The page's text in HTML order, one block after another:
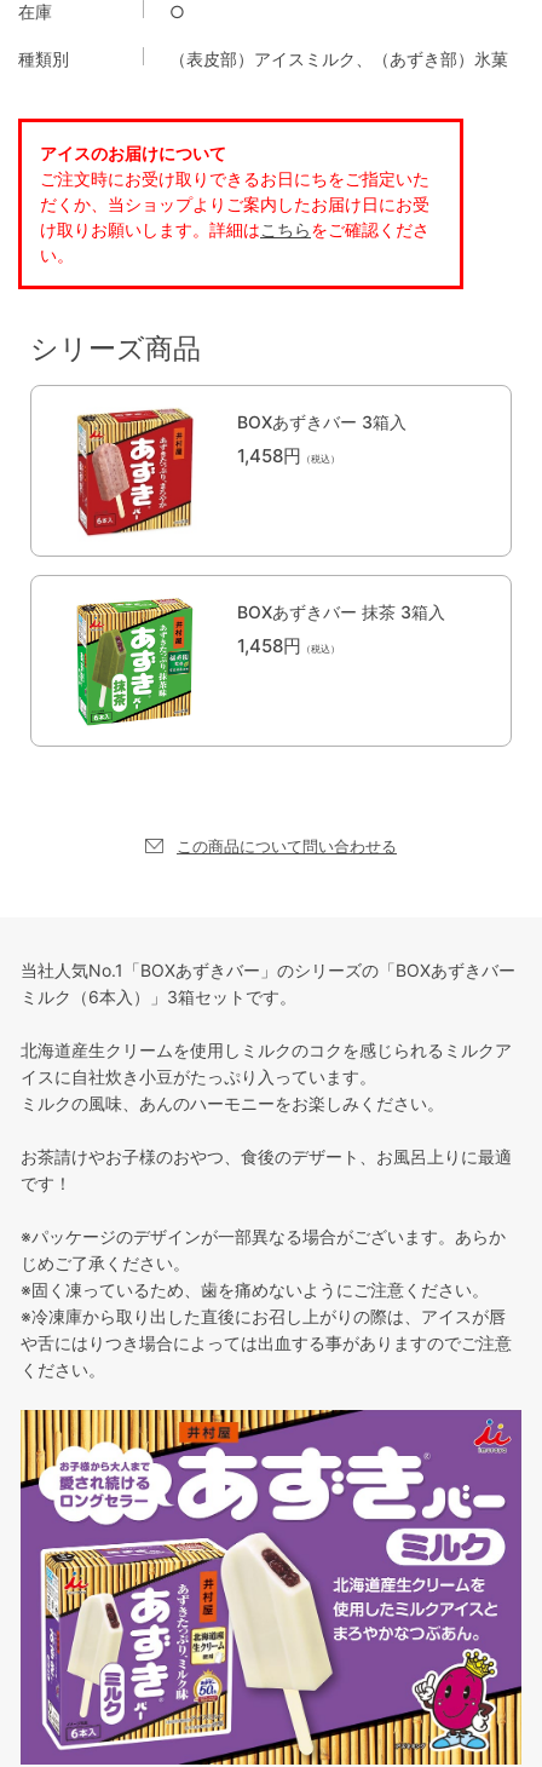
在庫 ○
種類別 （表皮部）アイスミルク、（あずき部）氷菓
シリーズ商品
BOXあずきバー 3箱入
1,458円 （税込）
BOXあずきバー 抹茶 3箱入
1,458円 （税込）
この商品について問い合わせる
当社人気No.1「BOXあずきバー」のシリーズの「BOXあずきバー
ミルク（6本入）」3箱セットです。
北海道産生クリームを使用しミルクのコクを感じられるミルクア
イスに自社炊き小豆がたっぷり入っています。
ミルクの風味、あんのハーモニーをお楽しみください。
お茶請けやお子様のおやつ、食後のデザート、お風呂上りに最適
です！
※パッケージのデザインが一部異なる場合がございます。あらか
じめご了承ください。
※固く凍っているため、歯を痛めないようにご注意ください。
※冷凍庫から取り出した直後にお召し上がりの際は、アイスが唇
や舌にはりつき場合によっては出血する事がありますのでご注意
ください。
アイスのお届けについて
ご注文時にお受け取りできるお日にちをご指定いた
だくか、当ショップよりご案内したお届け日にお受
け取りお願いします。詳細はこちらをご確認くださ
い。